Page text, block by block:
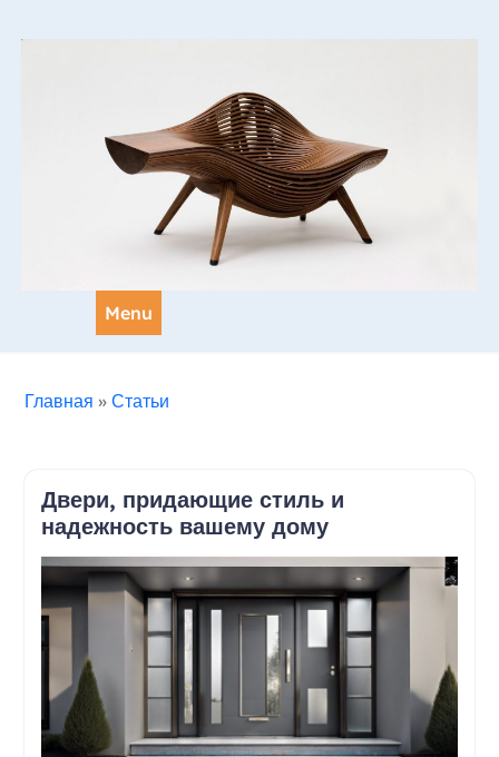
Menu
Главная » Статьи
Двери, придающие стиль и
надежность вашему дому